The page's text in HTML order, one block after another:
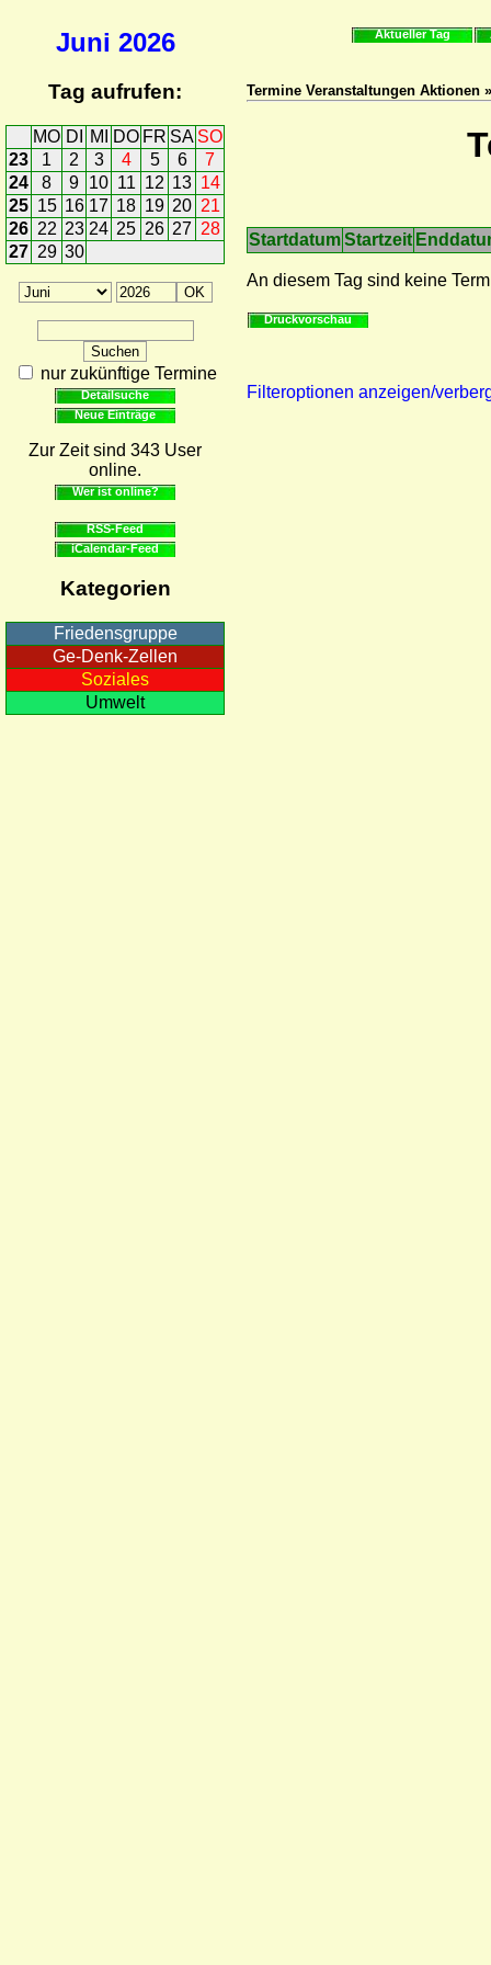
Juni 2026
Tag aufrufen:
MO DI MI DO FR SA SO
23
1 2 3 4 5 6
7
24
8 9 10 11 12 13 14
25 15 16 17 18 19 20 21
26 22 23 24 25 26 27 28
27 29 30
nur zukünftige Termine
Detailsuche
Neue Einträge
Zur Zeit sind 343 User
online.
Wer ist online?
RSS-Feed
iCalendar-Feed
Kategorien
Friedensgruppe
Ge-Denk-Zellen
Soziales
Umwelt
Aktueller Tag
Termine Veranstaltungen Aktionen
StartdatumStartzeit
An diesem Tag sind keine
Druckvorschau
Filteroptionen anzeigen/